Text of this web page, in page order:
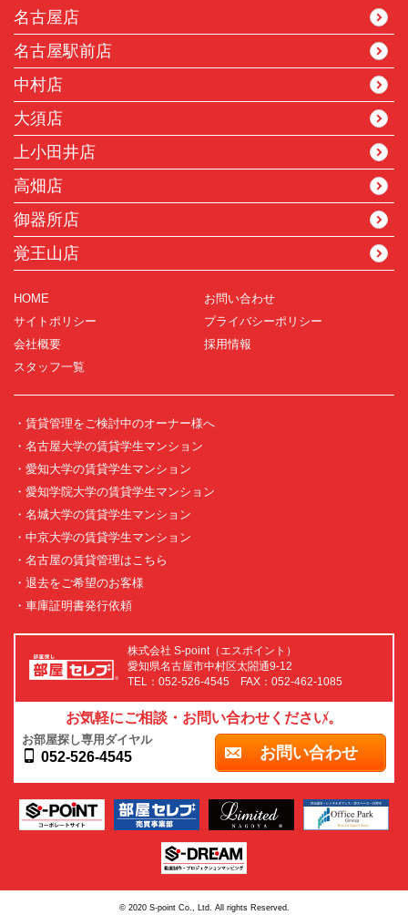
名古屋店
名古屋駅前店
中村店
大須店
上小田井店
高畑店
御器所店
覚王山店
HOME
お問い合わせ
サイトポリシー
プライバシーポリシー
会社概要
採用情報
スタッフ一覧
・賃貸管理をご検討中のオーナー様へ
・名古屋大学の賃貸学生マンション
・愛知大学の賃貸学生マンション
・愛知学院大学の賃貸学生マンション
・名城大学の賃貸学生マンション
・中京大学の賃貸学生マンション
・名古屋の賃貸管理はこちら
・退去をご希望のお客様
・車庫証明書発行依頼
株式会社 S-point（エスポイント）
愛知県名古屋市中村区太閤通9-12
TEL：052-526-4545 FAX：052-462-1085
お気軽にご相談・お問い合わせください。
お部屋探し専用ダイヤル
052-526-4545 お問い合わせ
© 2020 S-point Co., Ltd. All rights Reserved.